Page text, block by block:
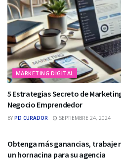
MARKETING DIGITAL
5 Estrategias Secreto de
Negocio Emprendedor
BY PD CURADOR SEPTIEMBRE 24, 2024
Obtenga más ganancias, trabaje
un hornacina para su agencia